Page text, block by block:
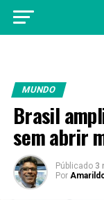
MUNDO
Brasil
sem abrir
Públicado 3
Por